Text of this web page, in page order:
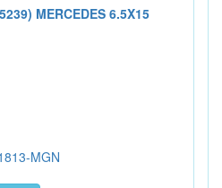
MERCEDES 6.5X15
MGN